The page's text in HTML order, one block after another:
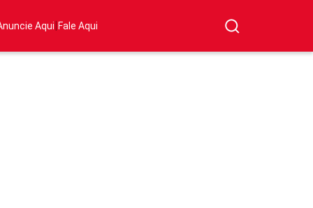
Aqui|Fale Aqui